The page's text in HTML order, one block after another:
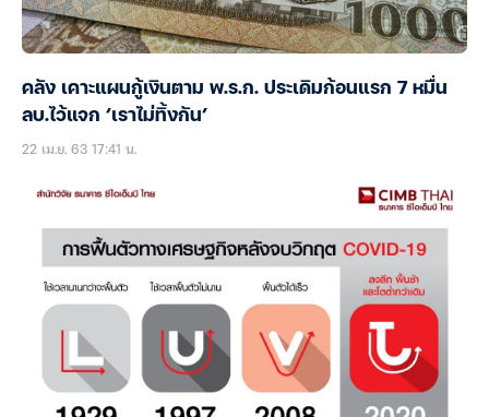
คลัง เคาะแผนกู้เงินตาม พ.ร.ก. ประเดิมก้อนแรก 7 หมื่น
ลบ.ไว้แจก ‘เราไม่ทิ้งกัน’
22 เม.ย. 63 17:41 น.